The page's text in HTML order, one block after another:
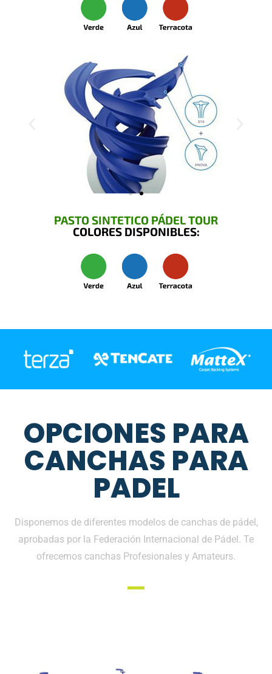
PASTO SINTETICO PÁDEL TOUR
COLORES DISPONIBLES:
OPCIONES PARA
CANCHAS PARA
PADEL
Disponemos de diferentes modelos de canchas de pádel,
aprobadas por la Federación Internacional de Pádel. Te
ofrecemos canchas Profesionales y Amateurs.